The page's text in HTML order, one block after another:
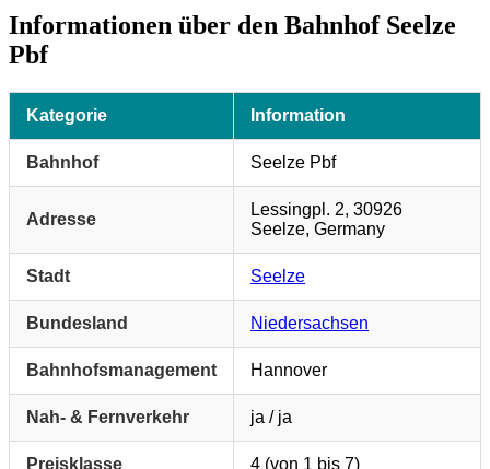
Informationen über den Bahnhof Seelze
Pbf
Kategorie Information
Bahnhof Seelze Pbf
Adresse
Lessingpl. 2, 30926
Seelze, Germany
Stadt Seelze
Bundesland Niedersachsen
Bahnhofsmanagement Hannover
Nah- & Fernverkehr ja / ja
Preisklasse 4 (von 1 bis 7)